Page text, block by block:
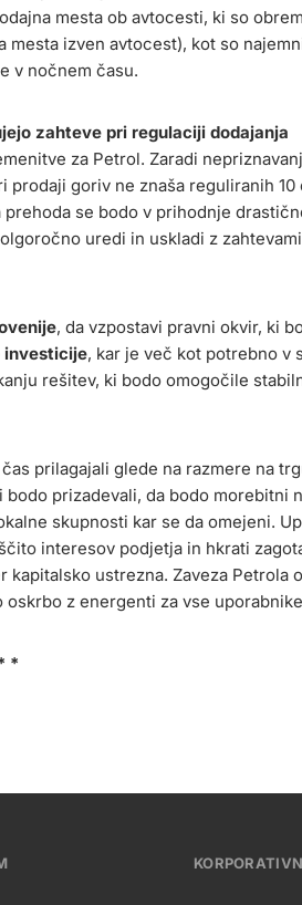
mesta ob avtocesti, ki so
izven avtocest), kot so
v nočnem času.
zahteve pri regulaciji dodajanja
za Petrol. Zaradi
goriv ne znaša reguliranih 10
se bodo v prihodnje
uredi in uskladi z
, da vzpostavi pravni okvir, ki
investicije, kar je več kot potrebno v
rešitev, ki bodo omogočile
prilagajali glede na razmere na
prizadevali, da bodo morebitni
skupnosti kar se da omejeni.
interesov podjetja in hkrati
ustrezna. Zaveza Petrola
z energenti za vse
*